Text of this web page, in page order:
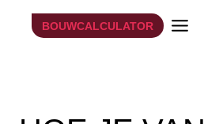
BOUWCALCULATOR